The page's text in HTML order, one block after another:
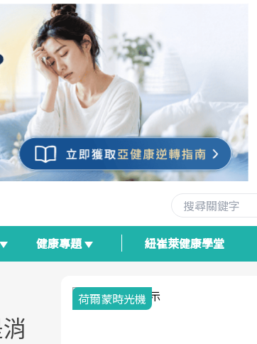
健康專題 紐崔萊健康學堂
荷爾蒙時光機